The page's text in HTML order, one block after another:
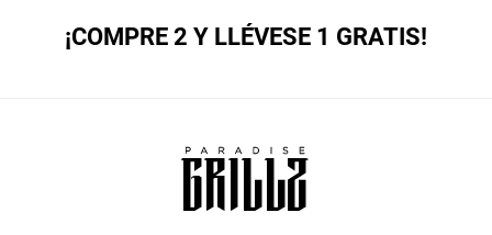
¡COMPRE 2 Y LLÉVESE 1 GRATIS!